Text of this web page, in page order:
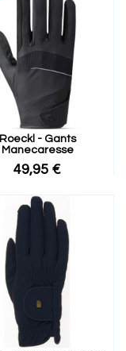
Roeckl - Gants
Manecaresse
49,95 €